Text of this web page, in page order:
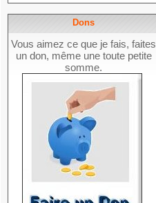
Dons
Vous aimez ce que je fais, faites
un don, même une toute petite
somme.